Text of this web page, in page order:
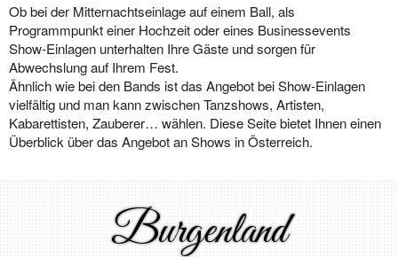
Ob bei der Mitternachtseinlage auf einem Ball, als
Programmpunkt einer Hochzeit oder eines Businessevents
Show-Einlagen unterhalten Ihre Gäste und sorgen für
Abwechslung auf Ihrem Fest.
Ähnlich wie bei den Bands ist das Angebot bei Show-Einlagen
vielfältig und man kann zwischen Tanzshows, Artisten,
Kabarettisten, Zauberer… wählen. Diese Seite bietet Ihnen einen
Überblick über das Angebot an Shows in Österreich.
Burgenland